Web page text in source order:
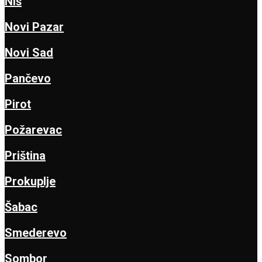
Novi Pazar
Novi Sad
Pančevo
Pirot
Požarevac
Priština
Prokuplje
Šabac
Smederevo
Sombor